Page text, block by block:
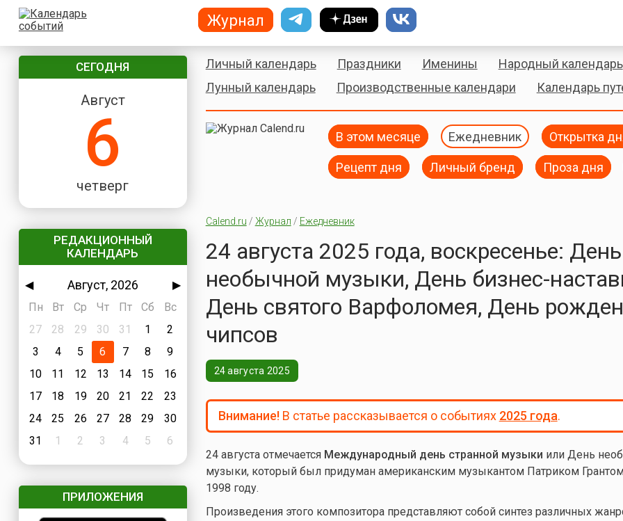
СЕГОДНЯ
Август
6
четверг
РЕДАКЦИОННЫЙ
КАЛЕНДАРЬ
◀ Август, 2026
▶
Пн
Вт Ср Чт Пт Сб
Вс
27
28 29 30 31 1
2
3
4 5 6 7 8
9
10
11 12 13 14 15
16
17
18 19 20 21 22
23
24
25 26 27 28 29
30
31
1 2 3 4 5 6
ПРИЛОЖЕНИЯ
Личный календарь Праздники Именины Народный календарь
Лунный календарь
Производственные календари Календарь
В этом месяце Ежедневник Открытка
Рецепт дня Личный бренд Проза дня
Calend.ru / Журнал / Ежедневник
24 августа 2025 года, воскресенье: День
необычной музыки, День бизнес-
День святого Варфоломея, День
чипсов
24 августа 2025
Внимание!В статье рассказывается о событиях 2025 года.
24 августа отмечается Международный день странной музыки или День
музыки, который был придуман американским музыкантом Патриком
1998 году.
Произведения этого композитора представляют собой синтез различных
Журнал